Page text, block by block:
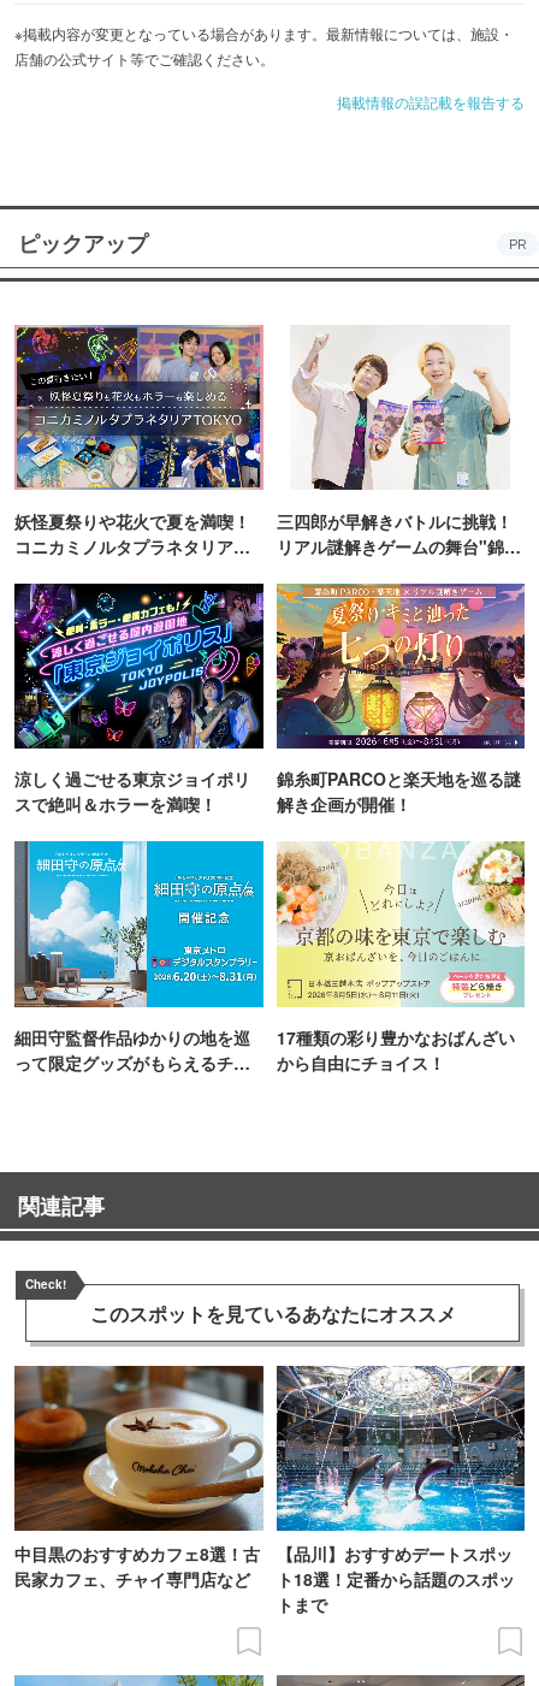
※掲載内容が変更となっている場合があります。最新情報については、施設・
店舗の公式サイト等でご確認ください。
掲載情報の誤記載を報告する
ピックアップ PR
妖怪夏祭りや花火で夏を満喫！
コニカミノルタプラネタリア
三四郎が早解きバトルに挑戦！
リアル謎解きゲームの舞台"錦糸
涼しく過ごせる東京ジョイポリ
スで絶叫＆ホラーを満喫！
錦糸町PARCOと楽天地を巡る謎
解き企画が開催！
細田守監督作品ゆかりの地を巡
って限定グッズがもらえるチャ
17種類の彩り豊かなおばんざい
から自由にチョイス！
関連記事
Check!
このスポットを見ているあなたにオススメ
中目黒のおすすめカフェ8選！古
民家カフェ、チャイ専門店など
【品川】おすすめデートスポッ
ト18選！定番から話題のスポッ
トまで